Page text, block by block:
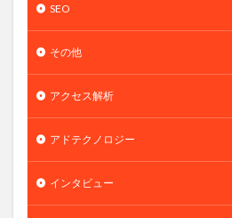
SEO
その他
アクセス解析
アドテクノロジー
インタビュー